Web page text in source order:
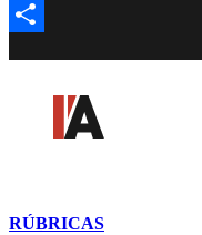
Email
RÚBRICAS